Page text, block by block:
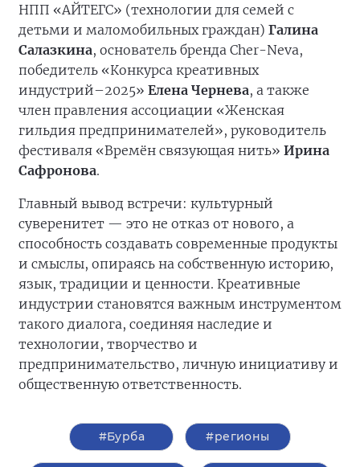
НПП «АЙТЕГС» (технологии для семей с
детьми и маломобильных граждан) Галина
Салазкина, основатель бренда Cher-Neva,
победитель «Конкурса креативных
индустрий–2025» Елена Чернева, а также
член правления ассоциации «Женская
гильдия предпринимателей», руководитель
фестиваля «Времён связующая нить» Ирина
Сафронова.
Главный вывод встречи: культурный
суверенитет — это не отказ от нового, а
способность создавать современные продукты
и смыслы, опираясь на собственную историю,
язык, традиции и ценности. Креативные
индустрии становятся важным инструментом
такого диалога, соединяя наследие и
технологии, творчество и
предпринимательство, личную инициативу и
общественную ответственность.
#Бурба #регионы